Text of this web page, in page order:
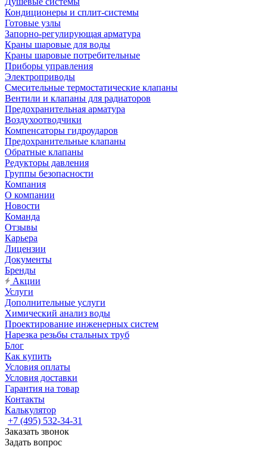
Кондиционеры и сплит-системы
Готовые узлы
Запорно-регулирующая арматура
Краны шаровые для воды
Краны шаровые потребительные
Приборы управления
Электроприводы
Смесительные термостатические клапаны
Вентили и клапаны для радиаторов
Предохранительная арматура
Воздухоотводчики
Компенсаторы гидроударов
Предохранительные клапаны
Обратные клапаны
Редукторы давления
Группы безопасности
Компания
О компании
Новости
Команда
Отзывы
Карьера
Лицензии
Документы
Бренды
Акции
Услуги
Дополнительные услуги
Химический анализ воды
Проектирование инженерных систем
Нарезка резьбы стальных труб
Блог
Как купить
Условия оплаты
Условия доставки
Гарантия на товар
Контакты
Калькулятор
+7 (495) 532‑34‑31
Заказать звонок
Задать вопрос